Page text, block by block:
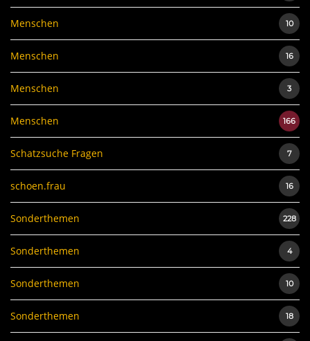
Menschen 10
Menschen 16
Menschen 3
Menschen 166
Schatzsuche Fragen 7
schoen.frau 16
Sonderthemen 228
Sonderthemen 4
Sonderthemen 10
Sonderthemen 18